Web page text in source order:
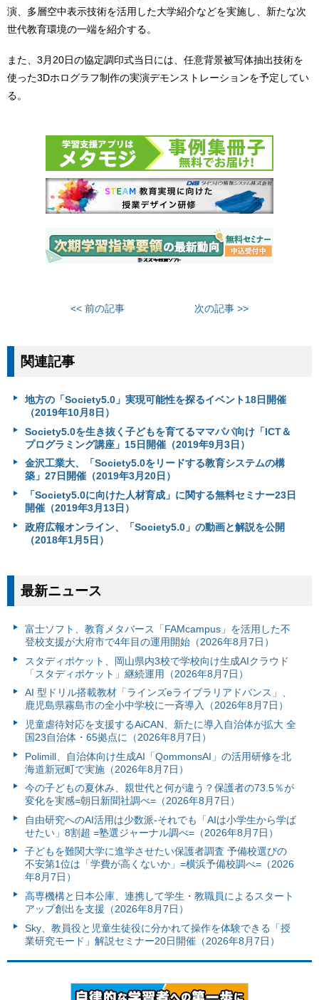
演、多層空中表示技術を活用した大学紹介などを実施し、新たな次
世代教育環境の一端を紹介する。
また、3月20日の協定調印式当日には、任意背景被写体抽出技術を
使った3Dホログラフ制作の実演デモンストレーションを予定してい
る。
<< 前の記事 次の記事 >>
関連記事
地方の「Society5.0」実現可能性を探るイベント18日開催
（2019年10月8日）
Society5.0を生き抜く子どもを育てるママパパ向け「ICT＆
プログラミング講座」15日開催（2019年9月3日）
金沢工業大、「Society5.0をリードする教育システムの構
築」27日開催（2019年3月20日）
「Society5.0に向けた人材育成」に関する無料セミナー23日
開催（2019年3月13日）
政府広報オンライン、「Society5.0」の動画と解説を公開
（2018年1月5日）
最新ニュース
富⼠ソフト、教育メタバース「FAMcampus」を活用した不
登校支援が大府市で4年目の運用開始（2026年8月7日）
スタディポケット、岡山県内3校で学校向け生成AIクラウド
「スタディポケット」継続運用（2026年8月7日）
AI 型ドリル搭載教材「ラインズeライブラリアドバンス」、
鹿児島県霧島市の全小中学校に一斉導入（2026年8月7日）
児童虐待対応を支援するAiCAN、新たに導入自治体が拡大 全
国23自治体・65拠点に（2026年8月7日）
Polimill、自治体向け生成AI「QommonsAI」の活用研修を北
海道新冠町で実施（2026年8月7日）
今の子どもの夏休み、親世代と何が違う？保護者の73.5％が
変化を実感=朝日新聞社調べ=（2026年8月7日）
自由研究へのAI活用は少数派-それでも「AIは小学生から学ば
せたい」8割超 =塾選ジャーナル調べ=（2026年8月7日）
子どもを難関大学に進学させたい保護者調査 予備校選びの
不安第1位は「学費が高くないか」=横浜予備校調べ=（2026
年8月7日）
高専機構と日本公庫、連携して学生・教職員によるスタート
アップ創出を支援（2026年8月7日）
Sky、教員役と児童生徒役に分かれて操作を体験できる「授
業研究モード」解説セミナー20日開催（2026年8月7日）